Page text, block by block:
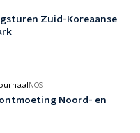
Zuid-Koreaanse
NOS
Noord- en